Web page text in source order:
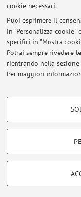
cookie necessari.
Puoi esprimere il
in "Personalizza cookie"
specifici in "Mostra
Potrai sempre rivedere
rientrando nella
Per maggiori
COOKIE DI
COOKIE TECNICI -
Si tratta di cookie tecnici
Al
Area riservata
Accedi tramiteloginper
Zamboni, 33 -